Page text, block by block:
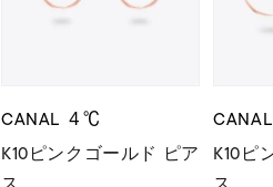
CANAL ４℃
K10ピンクゴールド ピア
K10ピ